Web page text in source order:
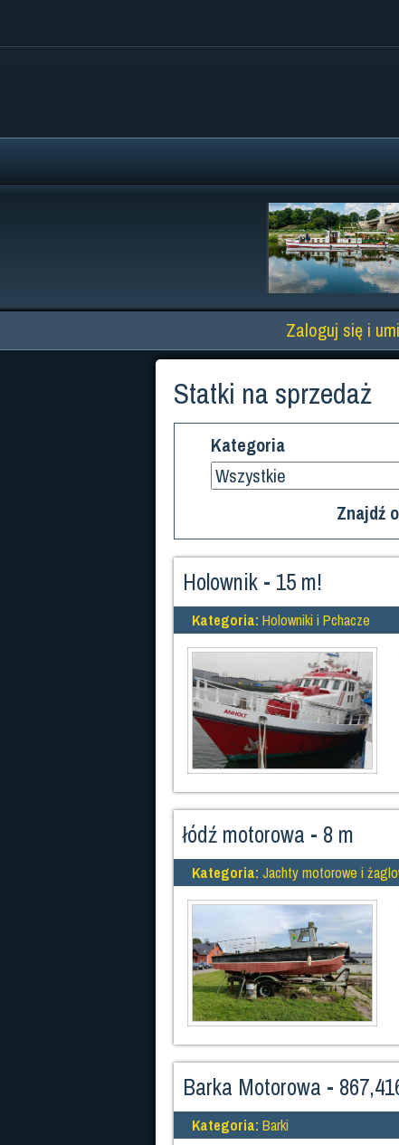
Zaloguj się i
Statki na sprzedaż
Kategoria
Znajdź
Holownik - 15 m!
Kategoria: Holowniki i Pchacze
łódź motorowa - 8 m
Kategoria: Jachty motorowe i
Barka Motorowa -
Kategoria: Barki